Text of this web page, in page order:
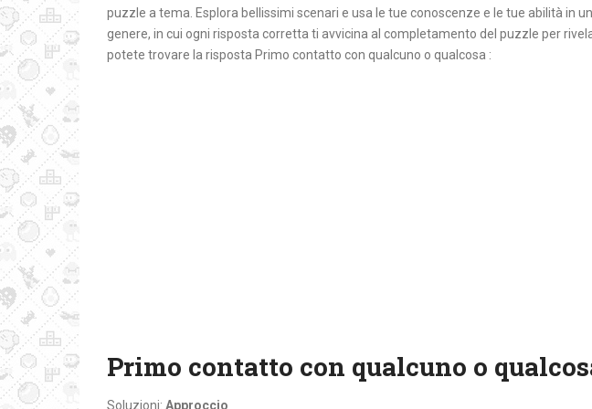
puzzle a tema. Esplora bellissimi scenari e usa le tue conoscenze e le tue abilità in
genere, in cui ogni risposta corretta ti avvicina al completamento del puzzle per
potete trovare la risposta Primo contatto con qualcuno o qualcosa :
Primo contatto con qualcuno o
Soluzioni: Approccio